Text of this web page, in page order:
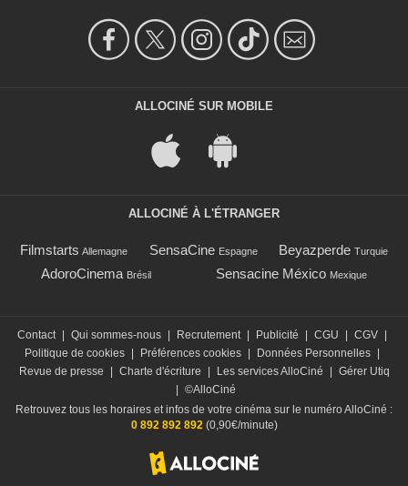
ALLOCINÉ SUR MOBILE
ALLOCINÉ À L'ÉTRANGER
Filmstarts Allemagne SensaCine Espagne Beyazperde Turquie
AdoroCinema Brésil Sensacine México Mexique
Contact Qui sommes-nous Recrutement Publicité CGU CGV
Politique de cookies
Préférences cookies Données Personnelles
Revue de presse
Charte d'écriture Les services AlloCiné
Gérer Utiq
©AlloCiné
Retrouvez tous les horaires et infos de votre cinéma sur le numéro AlloCiné :
0 892 892 892(0,90€/minute)